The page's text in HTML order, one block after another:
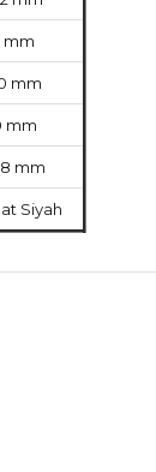
mm
mm
mm
mm
Siyah
bilgiler bulunuyor.